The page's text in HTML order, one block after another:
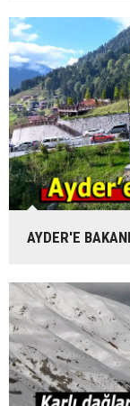
AYDER'E